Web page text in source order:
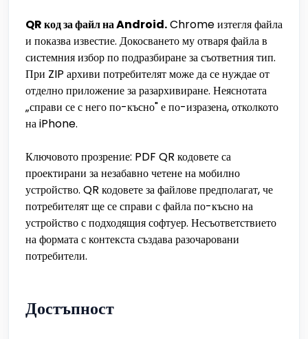
QR код за файл на Android.Chrome изтегля файла
и показва известие. Докосването му отваря файла в
системния избор по подразбиране за съответния тип.
При ZIP архиви потребителят може да се нуждае от
отделно приложение за разархивиране. Неяснотата
„справи се с него по-късно" е по-изразена, отколкото
на iPhone.
Ключовото прозрение: PDF QR кодовете са
проектирани за незабавно четене на мобилно
устройство. QR кодовете за файлове предполагат, че
потребителят ще се справи с файла по-късно на
устройство с подходящия софтуер. Несъответствието
на формата с контекста създава разочаровани
потребители.
Достъпност